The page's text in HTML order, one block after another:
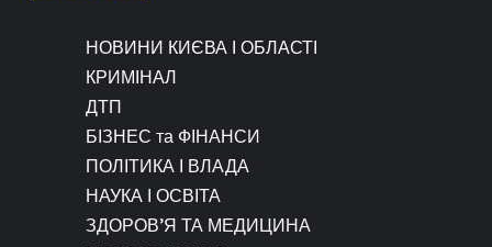
НОВИНИ КИЄВА І ОБЛАСТІ
КРИМІНАЛ
ДТП
БІЗНЕС та ФІНАНСИ
ПОЛІТИКА І ВЛАДА
НАУКА І ОСВІТА
ЗДОРОВ’Я ТА МЕДИЦИНА